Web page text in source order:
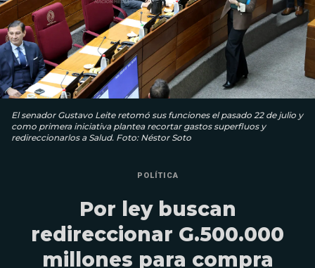
El senador Gustavo Leite retomó sus funciones el pasado 22 de julio y
como primera iniciativa plantea recortar gastos superfluos y
redireccionarlos a Salud. Foto: Néstor Soto
POLÍTICA
Por ley buscan
redireccionar G.500.000
millones para compra